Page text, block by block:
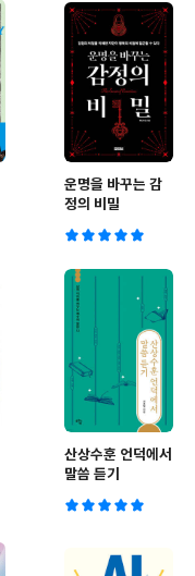
운명을 바꾸는 감
정의 비밀
산상수훈 언덕에서
말씀 듣기